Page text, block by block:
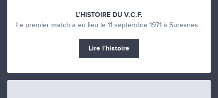
L’HISTOIRE DU V.C.F.
Le premier match a eu lieu le 11 septembre 1971 à Suresnes...
Lire l'histoire